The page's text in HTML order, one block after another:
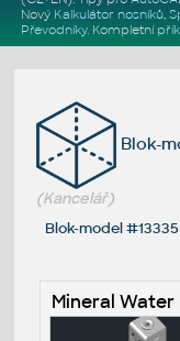
Nový Kalkulátor nosníků,
Převodníky. Kompletní
Blok-
(Kancelář)
Blok-model #13335
Mineral Water